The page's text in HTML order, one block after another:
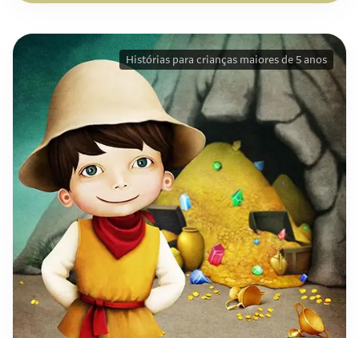
Histórias para crianças maiores de 5 anos